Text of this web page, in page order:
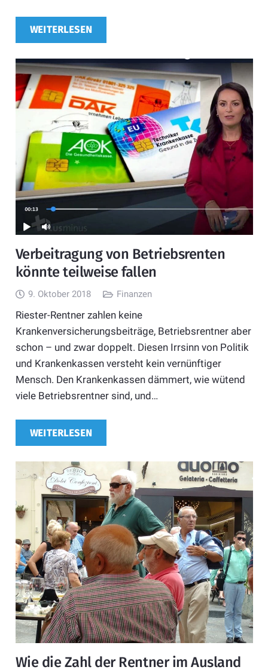
WEITERLESEN
Verbeitragung von Betriebsrenten
könnte teilweise fallen
9. Oktober 2018 Finanzen
Riester-Rentner zahlen keine
Krankenversicherungsbeiträge, Betriebsrentner aber
schon – und zwar doppelt. Diesen Irrsinn von Politik
und Krankenkassen versteht kein vernünftiger
Mensch. Den Krankenkassen dämmert, wie wütend
viele Betriebsrentner sind, und…
WEITERLESEN
Wie die Zahl der Rentner im Ausland